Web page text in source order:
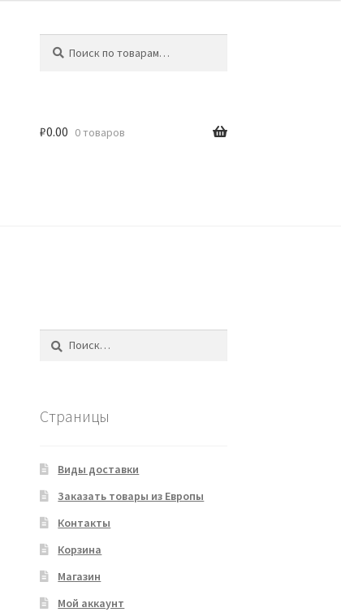
₽0.00 0 товаров
Страницы
Виды доставки
Заказать товары из Европы
Контакты
Корзина
Магазин
Мой аккаунт